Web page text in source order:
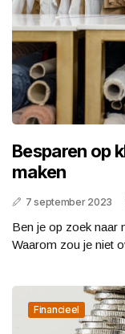
Besparen op
maken
7 september 2023
Ben je op zoek naar
Waarom zou je niet
Financieel